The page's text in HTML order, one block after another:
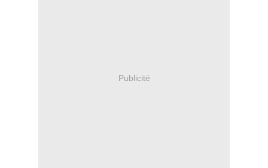
Publicité